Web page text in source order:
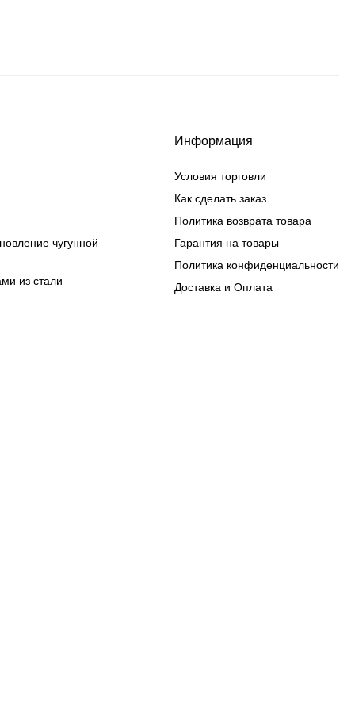
чугунной
из стали
Информация
Условия торговли
Как сделать заказ
Политика возврата товара
Гарантия на товары
Политика конфиденциальности
Доставка и Оплата